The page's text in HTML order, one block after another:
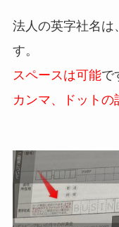
法人の英字社名は
す。
スペースは可能で
カンマ、ドットの